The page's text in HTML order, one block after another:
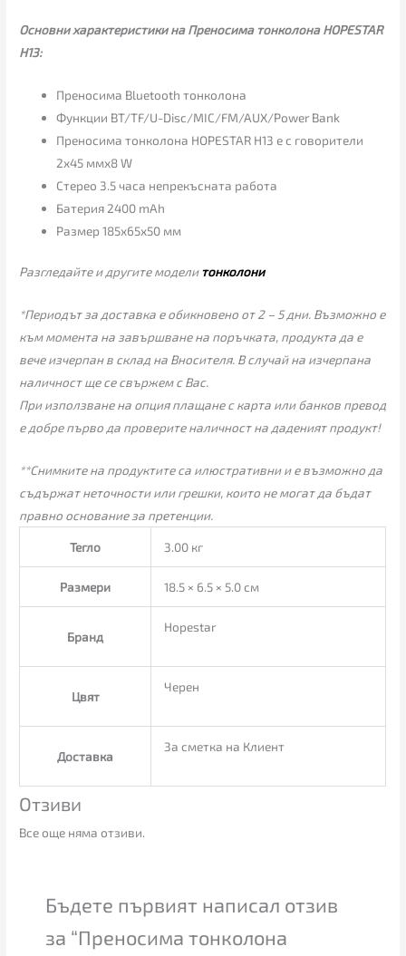
Основни характеристики на Преносима тонколона HOPESTAR
H13:
Преносима Bluetooth тонколона
Функции BT/TF/U-Disc/MIC/FM/AUX/Power Bank
Преносима тонколона HOPESTAR H13 е с говорители
2х45 ммх8 W
Стерео 3.5 часа непрекъсната работа
Батерия 2400 mAh
Размер 185х65х50 мм
Разгледайте и другите моделитонколони
*Периодът за доставка е обикновено от 2 – 5 дни. Възможно е
към момента на завършване на поръчката, продукта да е
вече изчерпан в склад на Вносителя. В случай на изчерпана
наличност ще се свържем с Вас.
При използване на опция плащане с карта или банков превод
е добре първо да проверите наличност на даденият продукт!
**Снимките на продуктите са илюстративни и е възможно да
съдържат неточности или грешки, които не могат да бъдат
правно основание за претенции.
Тегло 3.00 кг
Размери 18.5 × 6.5 × 5.0 см
Бранд
Hopestar
Цвят
Черен
Доставка
За сметка на Клиент
Отзиви
Все още няма отзиви.
Бъдете първият написал отзив
за “Преносима тонколона